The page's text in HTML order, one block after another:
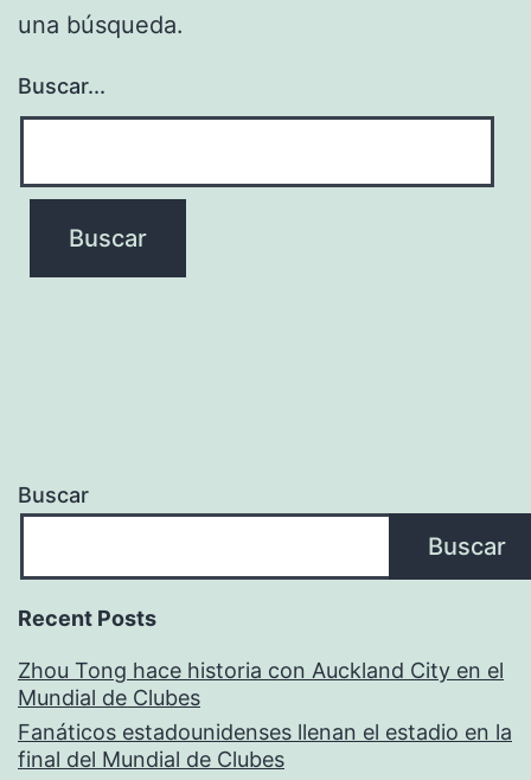
una búsqueda.
Buscar...
Buscar
Buscar
Recent Posts
Zhou Tong hace historia con Auckland City en el
Mundial de Clubes
Fanáticos estadounidenses llenan el estadio en la
final del Mundial de Clubes